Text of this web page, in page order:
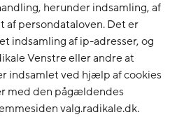
herunder indsamling, af
persondataloven. Det er
indsamling af ip-adresser, og
Venstre eller andre at
indsamlet ved hjælp af cookies
med den pågældendes
valg.radikale.dk.